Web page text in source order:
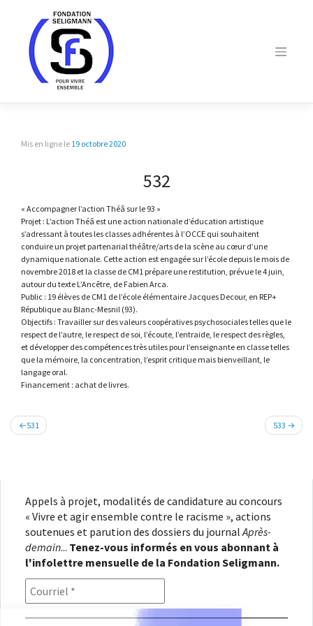
Mis en ligne le 19 octobre 2020
532
« Accompagner l’action Théâ sur le 93 »
Projet : L’action Théâ est une action nationale d’éducation artistique
s’adressant à toutes les classes adhérentes à l’OCCE qui souhaitent
conduire un projet partenarial théâtre/arts de la scène au cœur d’une
dynamique nationale. Cette action est engagée sur l’école depuis le mois de
novembre 2018 et la classe de CM1 prépare une restitution, prévue le 4 juin,
autour du texte L’Ancêtre, de Fabien Arca.
Public : 19 élèves de CM1 de l’école élémentaire Jacques Decour, en REP+
République au Blanc-Mesnil (93).
Objectifs : Travailler sur des valeurs coopératives psychosociales telles que le
respect de l’autre, le respect de soi, l’écoute, l’entraide, le respect des règles,
et développer des compétences très utiles pour l’enseignante en classe telles
que la mémoire, la concentration, l’esprit critique mais bienveillant, le
langage oral.
Financement : achat de livres.
Navigation
de
531 533
Appels à projet, modalités de candidature au concours
« Vivre et agir ensemble contre le racisme », actions
soutenues et parution des dossiers du journalAprès-
demain... Tenez-vous informés en vous abonnant à
l'infolettre mensuelle de la Fondation Seligmann.